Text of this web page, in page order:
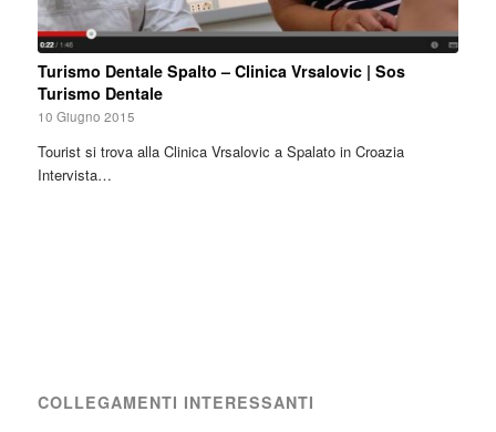
Turismo Dentale Spalto – Clinica Vrsalovic | Sos
Turismo Dentale
10 Giugno 2015
Tourist si trova alla Clinica Vrsalovic a Spalato in Croazia
Intervista…
COLLEGAMENTI INTERESSANTI